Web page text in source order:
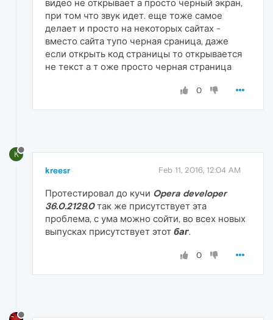
видео не открывает а просто черный экран,
при том что звук идет. еще тоже самое
делает и просто на некоторых сайтах -
вместо сайта тупо черная сраница, даже
если открыть код страницы то открывается
не текст а т оже просто черная страница
0
K
kreesr Feb 11, 2016, 12:04 AM
Протестировал до кучи Opera developer
36.0.2129.0так же присутствует эта
проблема, с ума можно сойти, во всех новых
выпусках присутствует этот баг.
0